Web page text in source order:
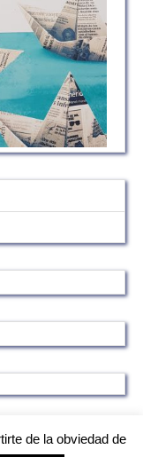
de la obviedad de